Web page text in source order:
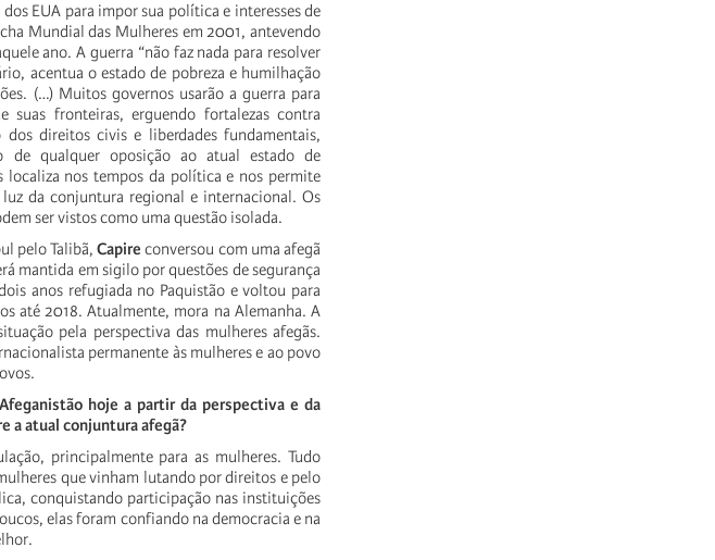
EUA para impor sua política e interesses de
Mundial das Mulheres em 2001, antevendo
ano. A guerra “não faz nada para resolver
acentua o estado de pobreza e humilhação
(…) Muitos governos usarão a guerra para
fronteiras, erguendo fortalezas contra
direitos civis e liberdades fundamentais,
de qualquer oposição ao atual estado de
localiza nos tempos da política e nos permite
da conjuntura regional e internacional. Os
ser vistos como uma questão isolada.
pelo Talibã,Capireconversou com uma afegã
mantida em sigilo por questões de segurança
anos refugiada no Paquistão e voltou para
até 2018. Atualmente, mora na Alemanha. A
pela perspectiva das mulheres afegãs.
permanente às mulheres e ao povo
hoje a partir da perspectiva e da
a atual conjuntura afegã?
principalmente para as mulheres. Tudo
que vinham lutando por direitos e pelo
conquistando participação nas instituições
elas foram confiando na democracia e na